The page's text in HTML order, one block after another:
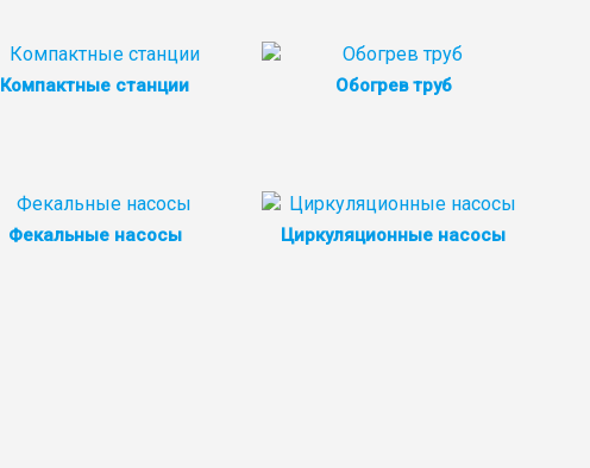
Компактные станции Обогрев труб
Фекальные насосы Циркуляционные насосы